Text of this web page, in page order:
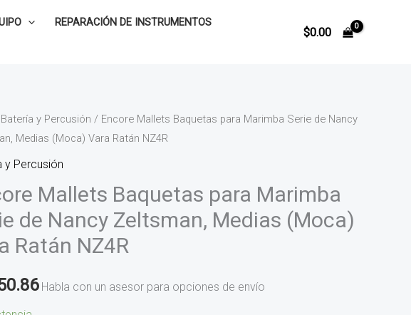
REPARACIÓN DE INSTRUMENTOS
$0.00
Batería y Percusión / Encore Mallets Baquetas para Marimba Serie de Nancy
Medias (Moca) Vara Ratán NZ4R
y Percusión
Mallets Baquetas para Marimba
de Nancy Zeltsman, Medias (Moca)
Ratán NZ4R
Habla con un asesor para opciones de envío